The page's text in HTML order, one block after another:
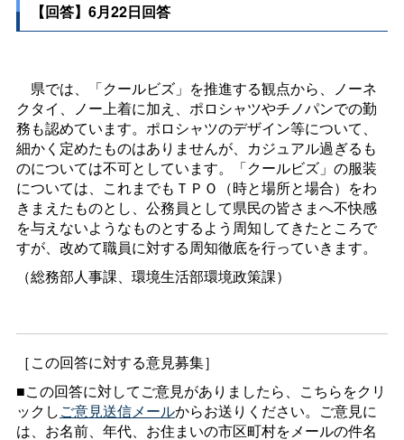
【回答】6月22日回答
県では、「クールビズ」を推進する観点から、ノーネ
クタイ、ノー上着に加え、ポロシャツやチノパンでの勤
務も認めています。ポロシャツのデザイン等について、
細かく定めたものはありませんが、カジュアル過ぎるも
のについては不可としています。「クールビズ」の服装
については、これまでもＴＰＯ（時と場所と場合）をわ
きまえたものとし、公務員として県民の皆さまへ不快感
を与えないようなものとするよう周知してきたところで
すが、改めて職員に対する周知徹底を行っていきます。
（総務部人事課、環境生活部環境政策課）
［この回答に対する意見募集］
■この回答に対してご意見がありましたら、こちらをクリ
ックしご意見送信メールからお送りください。ご意見に
は、お名前、年代、お住まいの市区町村をメールの件名